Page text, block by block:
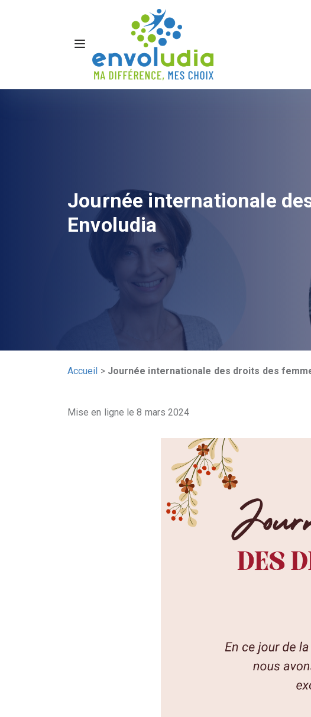
Journée internationale
Envoludia
Accueil > Journée internationale des droits des
Mise en ligne le 8 mars 2024